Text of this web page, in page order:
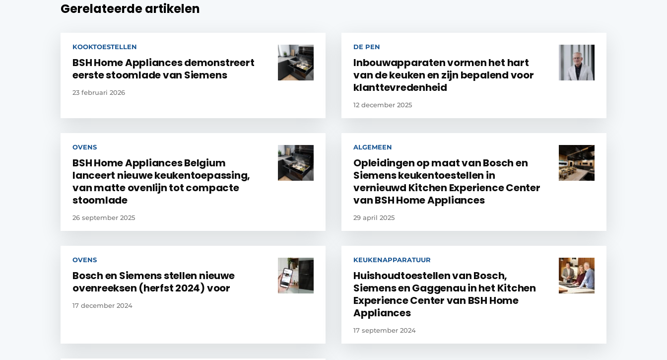
Gerelateerde artikelen
KOOKTOESTELLEN
BSH Home Appliances demonstreert
eerste stoomlade van Siemens
23 februari 2026
DE PEN
Inbouwapparaten vormen het hart
van de keuken en zijn bepalend voor
klanttevredenheid
12 december 2025
OVENS
BSH Home Appliances Belgium
lanceert nieuwe keukentoepassing,
van matte ovenlijn tot compacte
stoomlade
26 september 2025
ALGEMEEN
Opleidingen op maat van Bosch en
Siemens keukentoestellen in
vernieuwd Kitchen Experience Center
van BSH Home Appliances
29 april 2025
OVENS
Bosch en Siemens stellen nieuwe
ovenreeksen (herfst 2024) voor
17 december 2024
KEUKENAPPARATUUR
Huishoudtoestellen van Bosch,
Siemens en Gaggenau in het Kitchen
Experience Center van BSH Home
Appliances
17 september 2024